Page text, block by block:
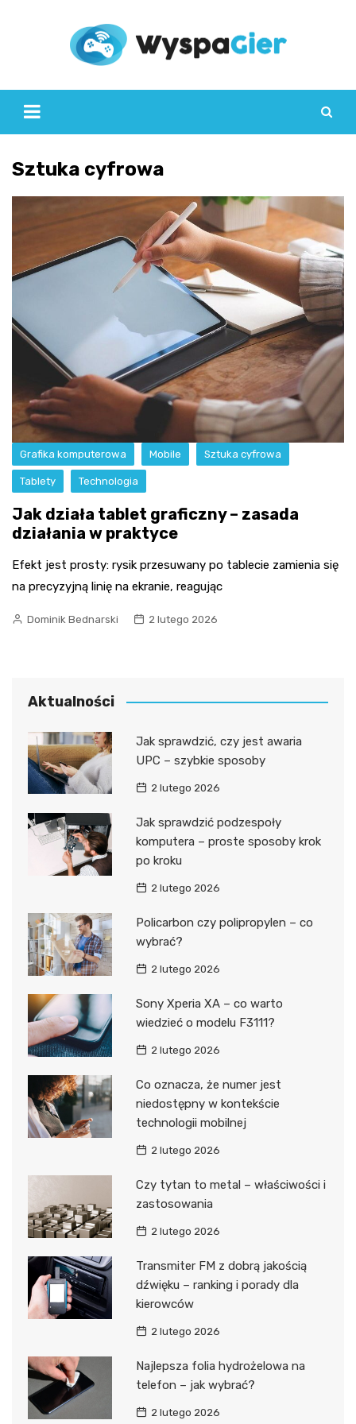
Sztuka cyfrowa
Grafika komputerowa Mobile Sztuka cyfrowa
Tablety Technologia
Jak działa tablet graficzny – zasada
działania w praktyce
Efekt jest prosty: rysik przesuwany po tablecie zamienia się
na precyzyjną linię na ekranie, reagując
Dominik Bednarski 2 lutego 2026
Aktualności
Jak sprawdzić, czy jest awaria
UPC – szybkie sposoby
2 lutego 2026
Jak sprawdzić podzespoły
komputera – proste sposoby krok
po kroku
2 lutego 2026
Policarbon czy polipropylen – co
wybrać?
2 lutego 2026
Sony Xperia XA – co warto
wiedzieć o modelu F3111?
2 lutego 2026
Co oznacza, że numer jest
niedostępny w kontekście
technologii mobilnej
2 lutego 2026
Czy tytan to metal – właściwości i
zastosowania
2 lutego 2026
Transmiter FM z dobrą jakością
dźwięku – ranking i porady dla
kierowców
2 lutego 2026
Najlepsza folia hydrożelowa na
telefon – jak wybrać?
2 lutego 2026